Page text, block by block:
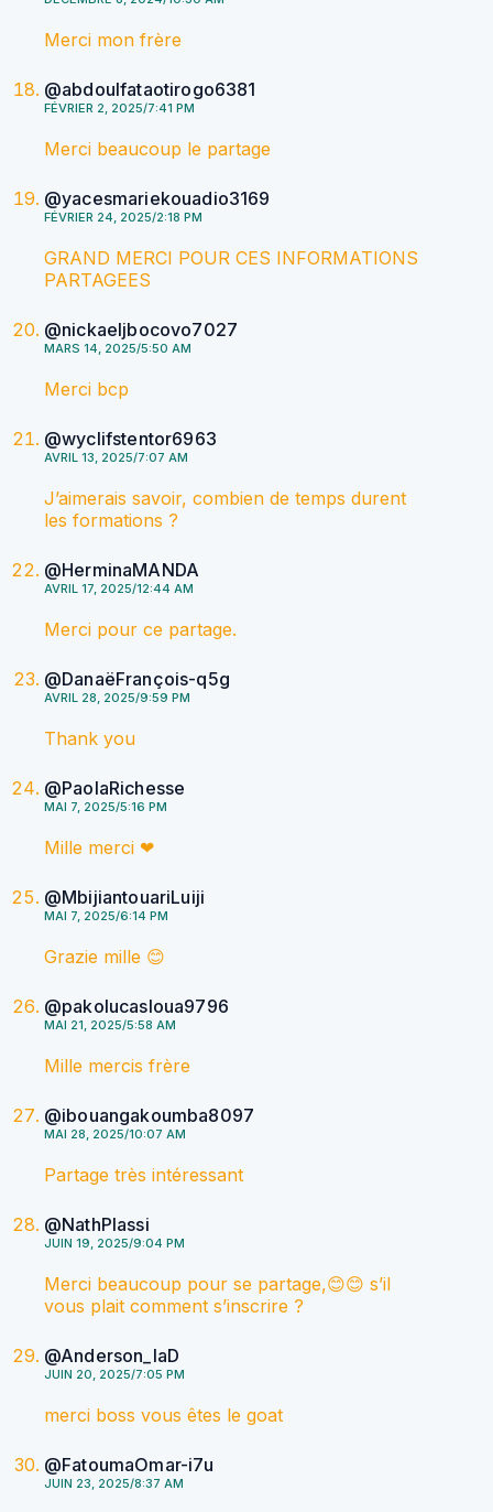
Merci mon frère
@abdoulfataotirogo6381
FÉVRIER 2, 2025/7:41 PM
Merci beaucoup le partage
@yacesmariekouadio3169
FÉVRIER 24, 2025/2:18 PM
GRAND MERCI POUR CES INFORMATIONS
PARTAGEES
@nickaeljbocovo7027
MARS 14, 2025/5:50 AM
Merci bcp
@wyclifstentor6963
AVRIL 13, 2025/7:07 AM
J’aimerais savoir, combien de temps durent
les formations ?
@HerminaMANDA
AVRIL 17, 2025/12:44 AM
Merci pour ce partage.
@DanaëFrançois-q5g
AVRIL 28, 2025/9:59 PM
Thank you
@PaolaRichesse
MAI 7, 2025/5:16 PM
Mille merci ❤
@MbijiantouariLuiji
MAI 7, 2025/6:14 PM
Grazie mille 😊
@pakolucasloua9796
MAI 21, 2025/5:58 AM
Mille mercis frère
@ibouangakoumba8097
MAI 28, 2025/10:07 AM
Partage très intéressant
@NathPlassi
JUIN 19, 2025/9:04 PM
Merci beaucoup pour se partage,😊😊 s’il
vous plait comment s’inscrire ?
@Anderson_laD
JUIN 20, 2025/7:05 PM
merci boss vous êtes le goat
@FatoumaOmar-i7u
JUIN 23, 2025/8:37 AM